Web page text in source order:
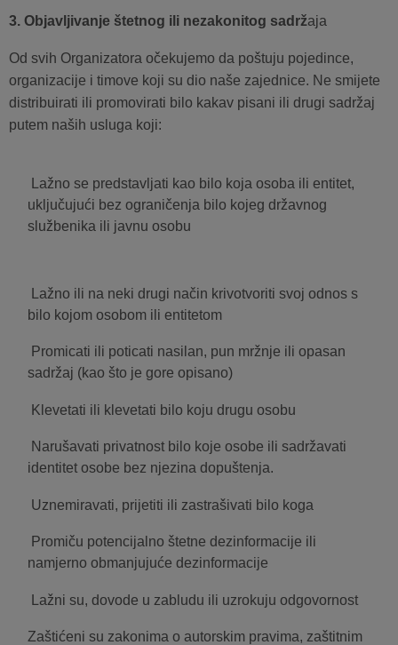
3. Objavljivanje štetnog ili nezakonitog sadržaja
Od svih Organizatora očekujemo da poštuju pojedince,
organizacije i timove koji su dio naše zajednice. Ne smijete
distribuirati ili promovirati bilo kakav pisani ili drugi sadržaj
putem naših usluga koji:
Lažno se predstavljati kao bilo koja osoba ili entitet,
uključujući bez ograničenja bilo kojeg državnog
službenika ili javnu osobu
Lažno ili na neki drugi način krivotvoriti svoj odnos s
bilo kojom osobom ili entitetom
Promicati ili poticati nasilan, pun mržnje ili opasan
sadržaj (kao što je gore opisano)
Klevetati ili klevetati bilo koju drugu osobu
Narušavati privatnost bilo koje osobe ili sadržavati
identitet osobe bez njezina dopuštenja.
Uznemiravati, prijetiti ili zastrašivati ​​bilo koga
Promiču potencijalno štetne dezinformacije ili
namjerno obmanjujuće dezinformacije
Lažni su, dovode u zabludu ili uzrokuju odgovornost
Zaštićeni su zakonima o autorskim pravima, zaštitnim